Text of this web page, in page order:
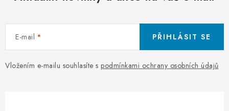
E-mail
Vložením e-mailu souhlasíte s podmínkami ochrany osobních údajů
PŘIHLÁSIT SE